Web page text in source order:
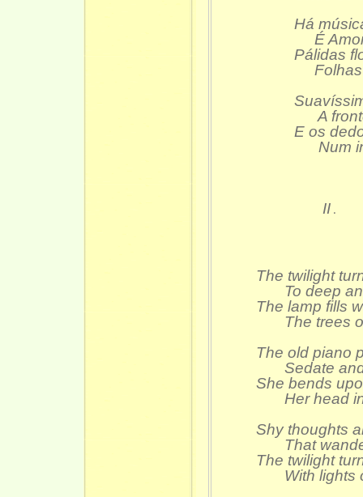
Há
É
Pálidas
Folhas
A
E os
Num
II .
The twilight
To deep
The lamp fills
The trees
The old piano
Sedate and
She bends
Her head
Shy thoughts
That
The twilight
With lights